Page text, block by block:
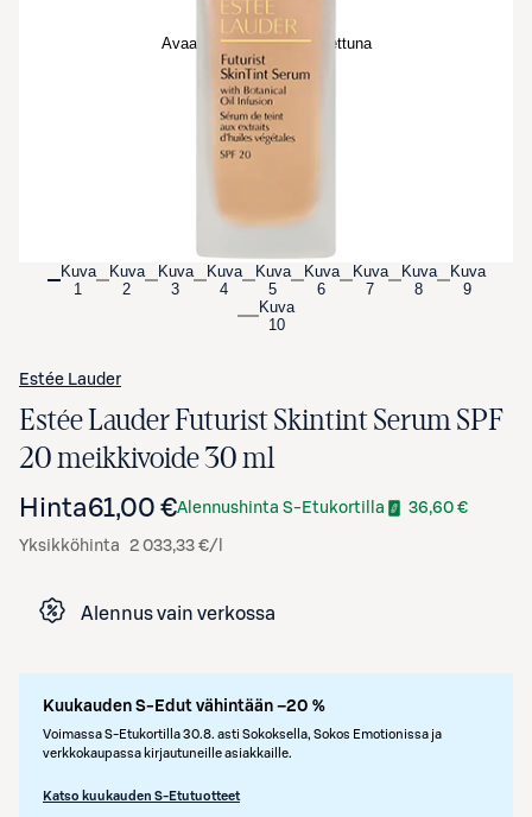
Avaa tuotekuva suurennettuna
Kuva
1
Kuva
2
Kuva
3
Kuva
4
Kuva
5
Kuva
6
Kuva
7
Kuva
8
Kuva
9
Kuva
10
Estée Lauder
Estée Lauder Futurist Skintint Serum SPF
20 meikkivoide 30 ml
Hinta61,00 €Alennushinta S-Etukortilla 36,60 €
Yksikköhinta 2 033,33 €/l
Alennus vain verkossa
Kuukauden S-Edut vähintään –20 %
Voimassa S-Etukortilla 30.8. asti Sokoksella, Sokos Emotionissa ja
verkkokaupassa kirjautuneille asiakkaille.
Katso kuukauden S-Etutuotteet